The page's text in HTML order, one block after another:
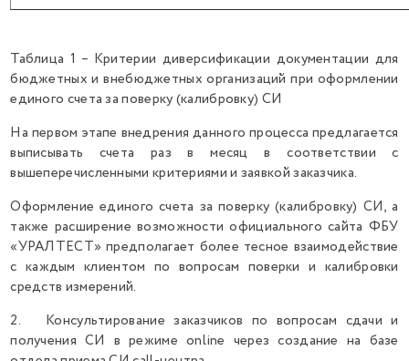
Таблица 1 – Критерии диверсификации документации для
бюджетных и внебюджетных организаций при оформлении
единого счета за поверку (калибровку) СИ
На первом этапе внедрения данного процесса предлагается
выписывать счета раз в месяц в соответствии с
вышеперечисленными критериями и заявкой заказчика.
Оформление единого счета за поверку (калибровку) СИ, а
также расширение возможности официального сайта ФБУ
«УРАЛТЕСТ» предполагает более тесное взаимодействие
с каждым клиентом по вопросам поверки и калибровки
средств измерений.
2. Консультирование заказчиков по вопросам сдачи и
получения СИ в режиме online через создание на базе